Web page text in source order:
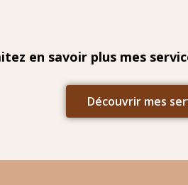
en savoir plus mes
Découvrir mes